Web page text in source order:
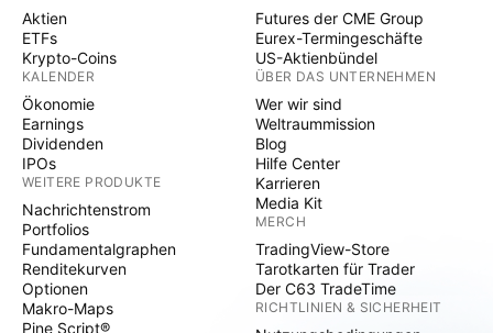
Aktien
ETFs
Krypto-Coins
KALENDER
Ökonomie
Earnings
Dividenden
IPOs
WEITERE PRODUKTE
Nachrichtenstrom
Portfolios
Fundamentalgraphen
Renditekurven
Optionen
Makro-Maps
Pine Script®
Futures der CME Group
Eurex-Termingeschäfte
US-Aktienbündel
ÜBER DAS UNTERNEHMEN
Wer wir sind
Weltraummission
Blog
Hilfe Center
Karrieren
Media Kit
MERCH
TradingView-Store
Tarotkarten für Trader
Der C63 TradeTime
RICHTLINIEN & SICHERHEIT